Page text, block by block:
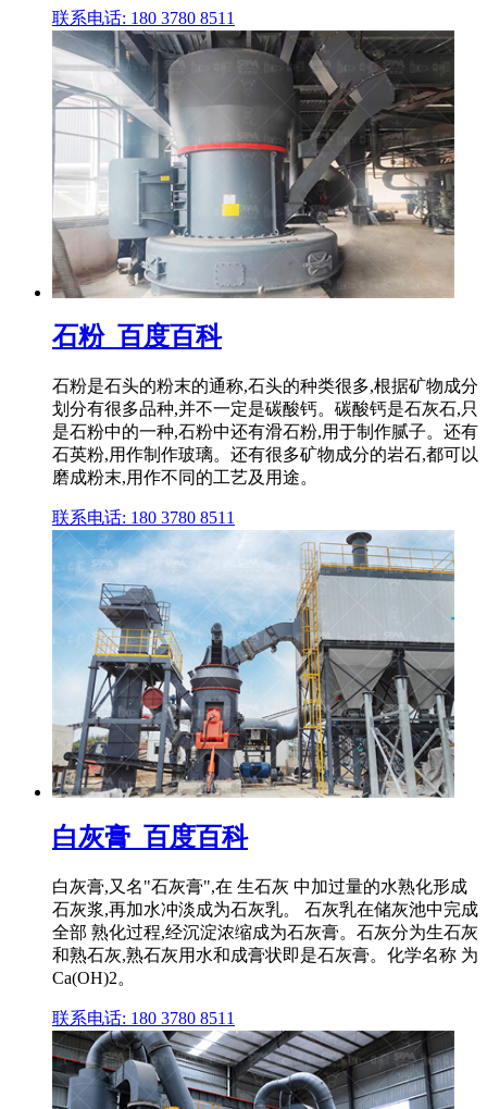
联系电话: 180 3780 8511
石粉_百度百科
石粉是石头的粉末的通称,石头的种类很多,根据矿物成分
划分有很多品种,并不一定是碳酸钙。碳酸钙是石灰石,只
是石粉中的一种,石粉中还有滑石粉,用于制作腻子。还有
石英粉,用作制作玻璃。还有很多矿物成分的岩石,都可以
磨成粉末,用作不同的工艺及用途。
联系电话: 180 3780 8511
白灰膏_百度百科
白灰膏,又名"石灰膏",在 生石灰 中加过量的水熟化形成
石灰浆,再加水冲淡成为石灰乳。 石灰乳在储灰池中完成
全部 熟化过程,经沉淀浓缩成为石灰膏。石灰分为生石灰
和熟石灰,熟石灰用水和成膏状即是石灰膏。化学名称 为
Ca(OH)2。
联系电话: 180 3780 8511